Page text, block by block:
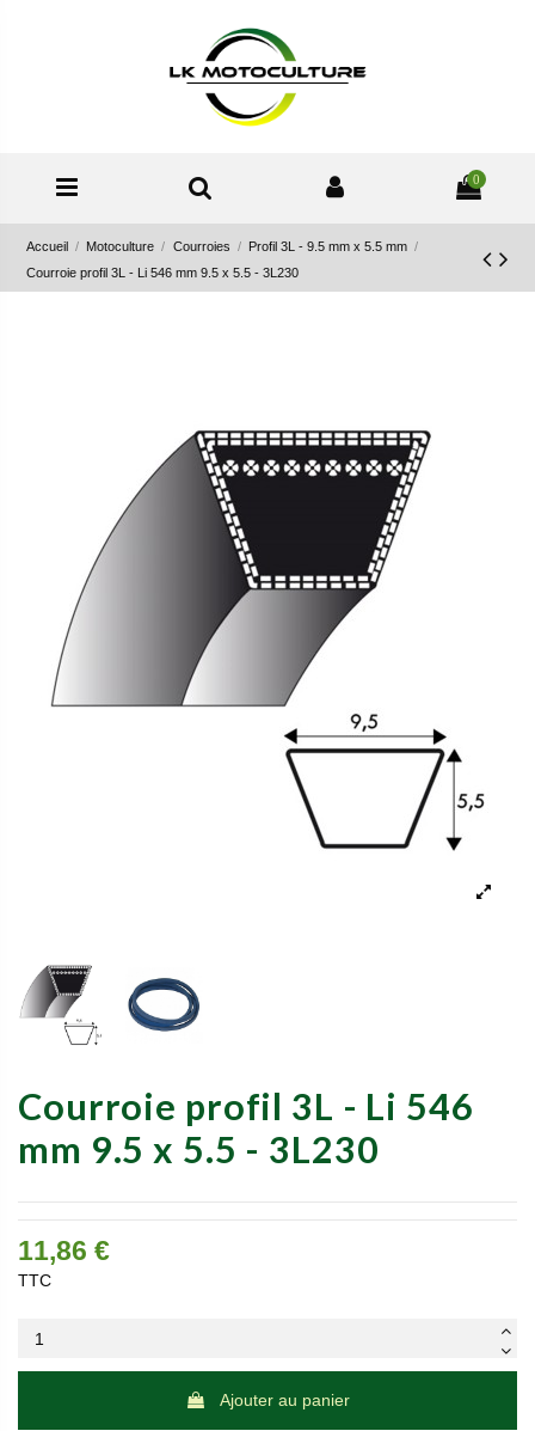
0
Accueil Motoculture Courroies
Profil 3L - 9.5 mm x 5.5 mm
Courroie profil 3L - Li 546 mm 9.5 x 5.5 - 3L230
Courroie profil 3L - Li 546
mm 9.5 x 5.5 - 3L230
11,86 €
TTC
Ajouter au panier